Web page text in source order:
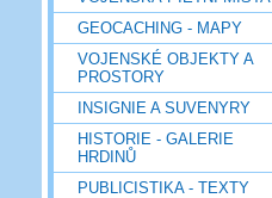
GEOCACHING - MAPY
VOJENSKÉ OBJEKTY A
PROSTORY
INSIGNIE A SUVENYRY
HISTORIE - GALERIE
HRDINŮ
PUBLICISTIKA - TEXTY